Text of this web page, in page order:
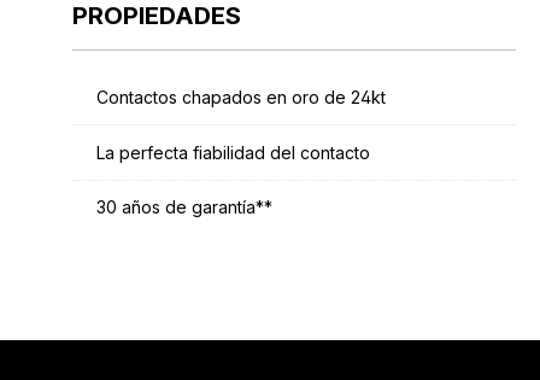
PROPIEDADES
Contactos chapados en oro de 24kt
La perfecta fiabilidad del contacto
30 años de garantía**